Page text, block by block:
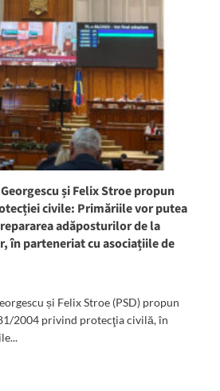
și Felix Stroe propun
civile: Primăriile vor putea
adăposturilor de la
în parteneriat cu asociațiile de
și Felix Stroe (PSD) propun
2004 privind protecţia civilă, în